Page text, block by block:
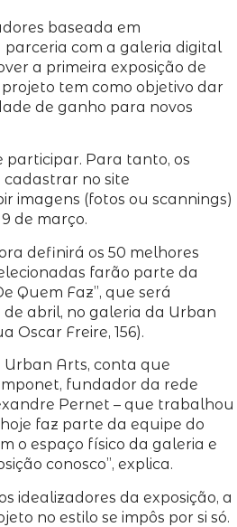
baseada em
parceria com a galeria digital
a primeira exposição de
tem como objetivo dar
de ganho para novos
participar. Para tanto, os
cadastrar no site
imagens (fotos ou scannings)
de março.
definirá os 50 melhores
farão parte da
Quem Faz”, que será
de abril, no galeria da Urban
Oscar Freire, 156).
Urban Arts, conta que
fundador da rede
Pernet – que trabalhou
faz parte da equipe do
o espaço físico da galeria e
conosco”, explica.
idealizadores da exposição, a
no estilo se impôs por si só.